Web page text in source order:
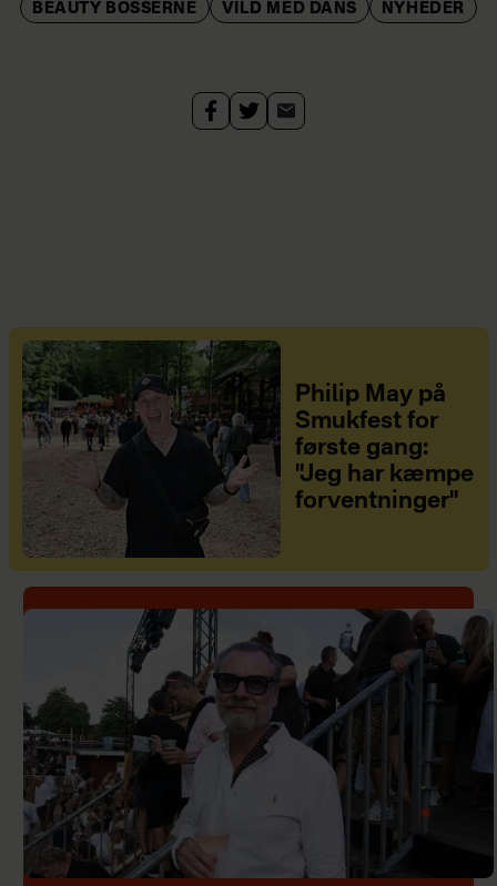
BEAUTY BOSSERNE VILD MED DANS NYHEDER
Philip May på
Smukfest for
første gang:
"Jeg har kæmpe
forventninger"